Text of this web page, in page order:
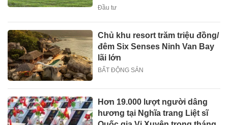
Đầu tư
Chủ khu resort trăm triệu đồng/
đêm Six Senses Ninh Van Bay
lãi lớn
BẤT ĐỘNG SẢN
Hơn 19.000 lượt người dâng
hương tại Nghĩa trang Liệt sĩ